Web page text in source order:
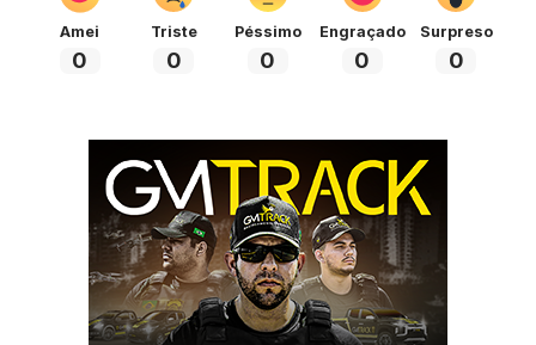
Amei
0
Triste
0
Péssimo
0
Engraçado
0
Surpreso
0